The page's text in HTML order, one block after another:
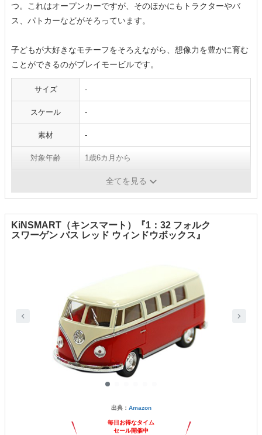
つ。これはオープンカーですが、そのほかにもトラクターやバ
ス、パトカーなどがそろっています。
子どもが大好きなモチーフをそろえながら、想像力を豊かに育む
ことができるのがプレイモービルです。
サイズ -
スケール -
素材 -
対象年齢 1歳6カ月から
全てを見る
KiNSMART（キンスマート）『1：32 フォルク
スワーゲン バス レッド ウィンドウボックス』
出典： Amazon
毎日お得なタイム
セール開催中